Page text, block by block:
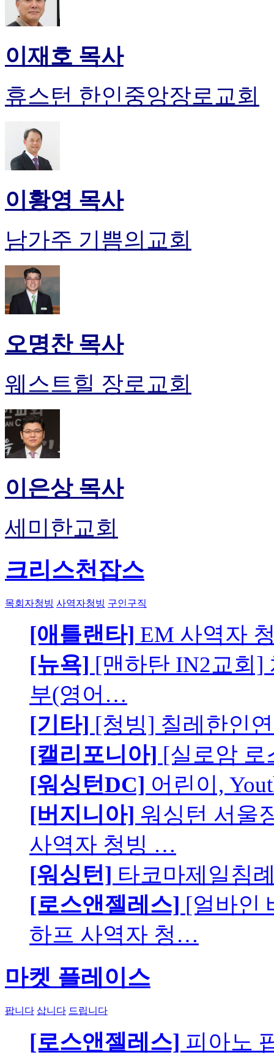
이재호 목사
휴스턴 한인중앙장로교회
이황영 목사
남가주 기쁨의교회
오명찬 목사
웨스트힐 장로교회
이은상 목사
세미한교회
크리스천잡스
목회자청빙 사역자청빙 구인구직
[애틀랜타] EM 사역자
[뉴욕] [맨하탄 IN2교회]
부(영어…
[기타] [청빙] 칠레한인
[캘리포니아] [실로암 로
[워싱턴DC] 어린이,
[버지니아] 워싱턴 서울
사역자 청빙 …
[워싱턴] 타코마제일침
[로스앤젤레스] [얼바인
하프 사역자 청…
마켓 플레이스
팝니다 삽니다 드립니다
[로스앤젤레스] 피아노